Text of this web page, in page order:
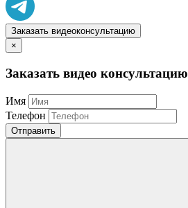
Заказать видеоконсультацию
×
Заказать видео консультацию
Имя
Телефон
Отправить